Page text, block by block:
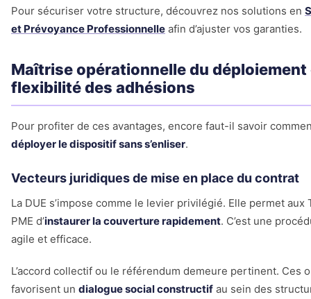
Pour sécuriser votre structure, découvrez nos solutions en
et Prévoyance Professionnelle afin d’ajuster vos garanties.
Maîtrise opérationnelle du déploiement
flexibilité des adhésions
Pour profiter de ces avantages, encore faut-il savoir
déployer le dispositif sans s’enliser.
Vecteurs juridiques de mise en place du contrat
La DUE s’impose comme le levier privilégié. Elle permet aux
PME d’instaurer la couverture rapidement. C’est une
agile et efficace.
L’accord collectif ou le référendum demeure pertinent. Ces
favorisent un dialogue social constructif au sein des